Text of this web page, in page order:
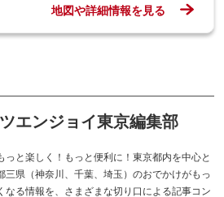
地図や詳細情報を見る
エンジョイ東京編集部
っと楽しく！もっと便利に！東京都内を中心と
三県（神奈川、千葉、埼玉）のおでかけがもっ
なる情報を、さまざまな切り口による記事コン